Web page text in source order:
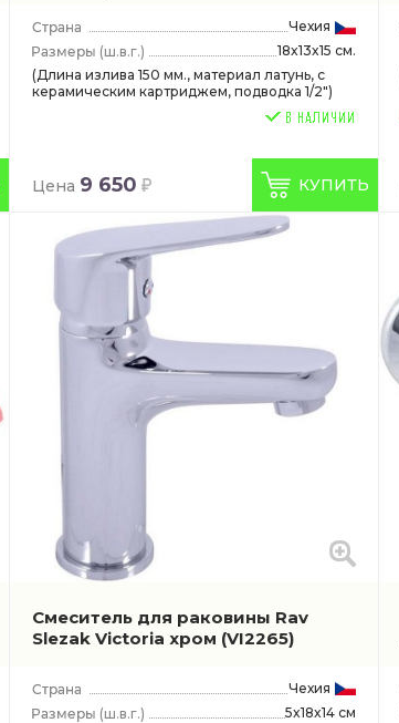
Чехия
(ш.в.г.)
18x13x15 см.
(Длина излива 150 мм., материал латунь, с
керамическим картриджем, подводка 1/2")
Цена 9 650 КУПИТЬ
Смеситель для раковины Rav
Slezak Victoria хром (VI2265)
Чехия
(ш.в.г.)
5x18x14 см